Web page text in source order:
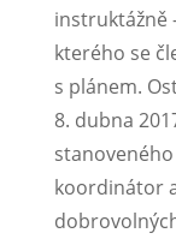
instruktážně
kterého se
s plánem.
8. dubna
koordinátor